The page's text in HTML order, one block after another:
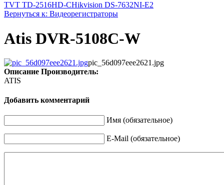
TVT TD-2516HD-CHikvision DS-7632NI-E2
Вернуться к: Видеорегистраторы
Atis DVR-5108C-W
pic_56d097eee2621.jpg
Описание Производитель:
ATIS
Добавить комментарий
Имя (обязательное)
E-Mail (обязательное)